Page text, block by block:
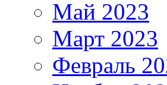
Май 2023
Март 2023
Февраль